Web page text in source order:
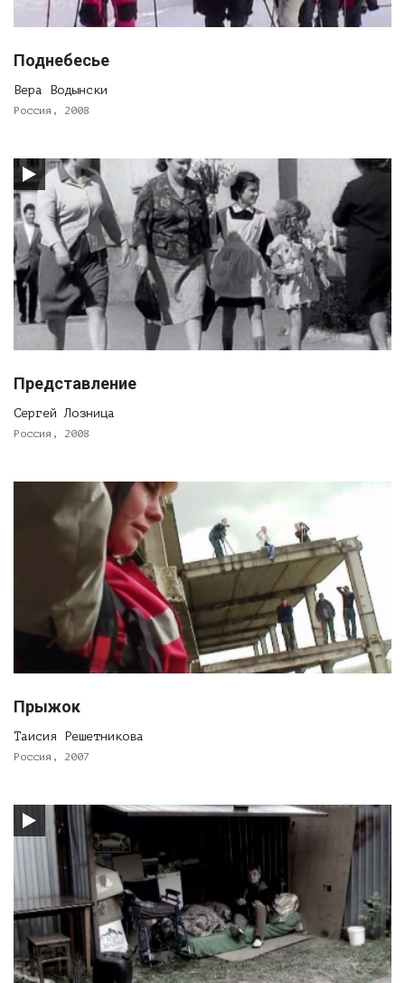
Поднебесье
Вера Водынски
Россия, 2008
Представление
Сергей Лозница
Россия, 2008
Прыжок
Таисия Решетникова
Россия, 2007